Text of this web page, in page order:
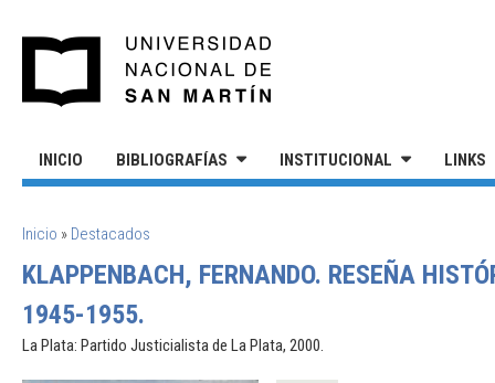
INICIO BIBLIOGRAFÍAS INSTITUCIONAL LINKS
SE ENCUENTRA USTED AQUÍ
Inicio » Destacados
KLAPPENBACH, FERNANDO. RESEÑA
1945-1955.
La Plata: Partido Justicialista de La Plata, 2000.